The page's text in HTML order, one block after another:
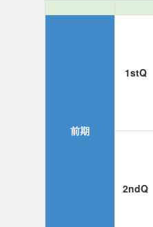
前期
1stQ
2ndQ